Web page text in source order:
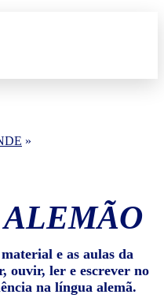
»
ALEMÃO
e as aulas da
ouvir, ler e escrever no
na língua alemã.